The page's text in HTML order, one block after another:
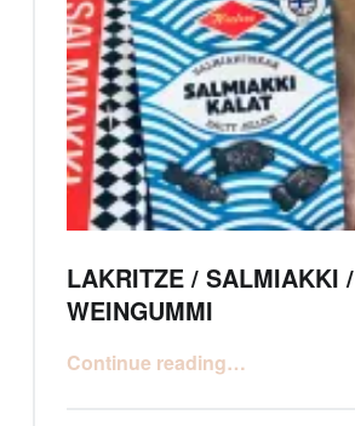
LAKRITZE / SALMIAKKI /
WEINGUMMI
Continue reading…